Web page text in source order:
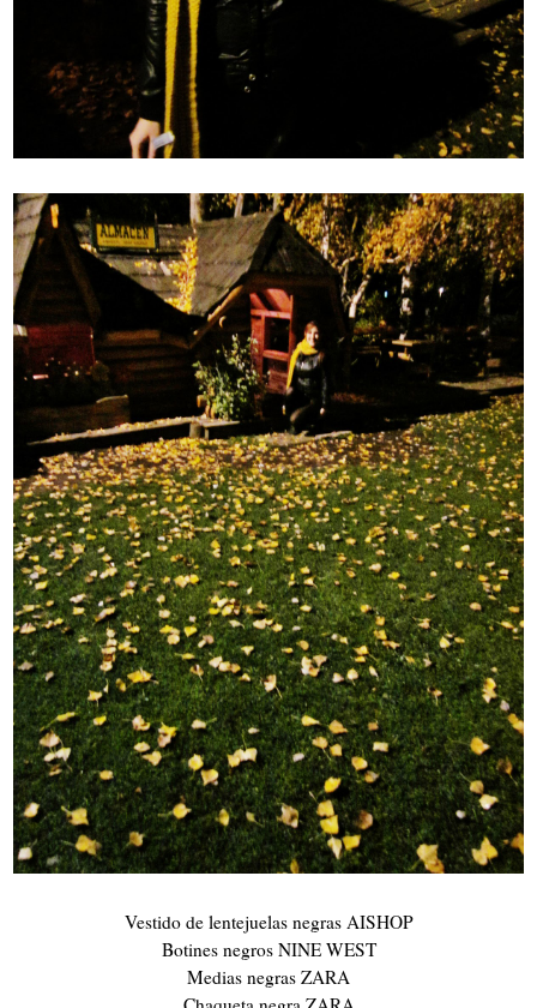
Vestido de lentejuelas negras AISHOP
Botines negros NINE WEST
Medias negras ZARA